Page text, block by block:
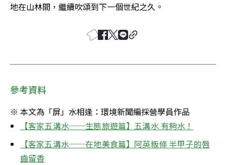
地在山林間，繼續吹頌到下一個世紀之久。
參考資料
※ 本文為「屏」水相逢：環境新聞編採營學員作品
【客家五溝水──生態旅遊篇】五溝水 有夠水！
【客家五溝水──在地美食篇】阿英粄條 半甲子的唇
齒留香